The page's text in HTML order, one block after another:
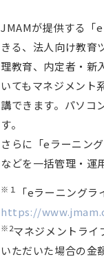
JMAMが提供する「
きる、法人向け教育
理教育、内定者・新
いてもマネジメント
講できます。パソコ
す。
さらに「eラーニン
などを一括管理・運
※１
「eラーニング
https://
※2マネジメントライ
いただいた場合の金